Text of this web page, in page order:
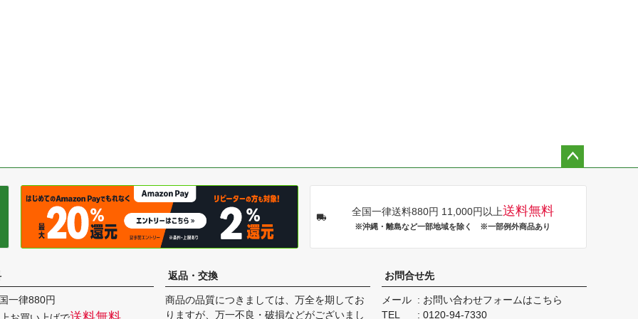
全国一律送料880円 11,000円以上送料無料
※沖縄・離島など一部地域を除く ※一部例外商品あり
一律880円
返品・交換
商品の品質につきましては、万全を期してお
りますが、万一不良・破損などがございまし
お問合せ先
メール
お問い合わせフォームはこちら
TEL
0120-94-7330